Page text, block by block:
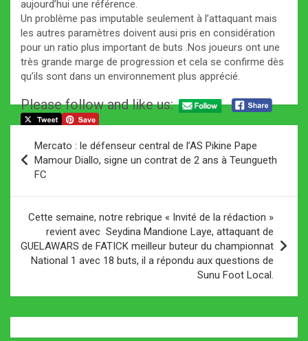
aujourd’hui une référence.
Un problème pas imputable seulement à l’attaquant mais
les autres paramètres doivent ausi pris en considération
pour un ratio plus important de buts .Nos joueurs ont une
très grande marge de progression et cela se confirme dès
qu’ils sont dans un environnement plus apprécié.
Please follow and like us:
de
l’article
Mercato : le défenseur central de l’AS Pikine Pape
Mamour Diallo, signe un contrat de 2 ans à Teungueth
FC
Cette semaine, notre rebrique « Invité de la rédaction »
revient avec Seydina Mandione Laye, attaquant de
GUELAWARS de FATICK meilleur buteur du championnat
National 1 avec 18 buts, il a répondu aux questions de
Sunu Foot Local.